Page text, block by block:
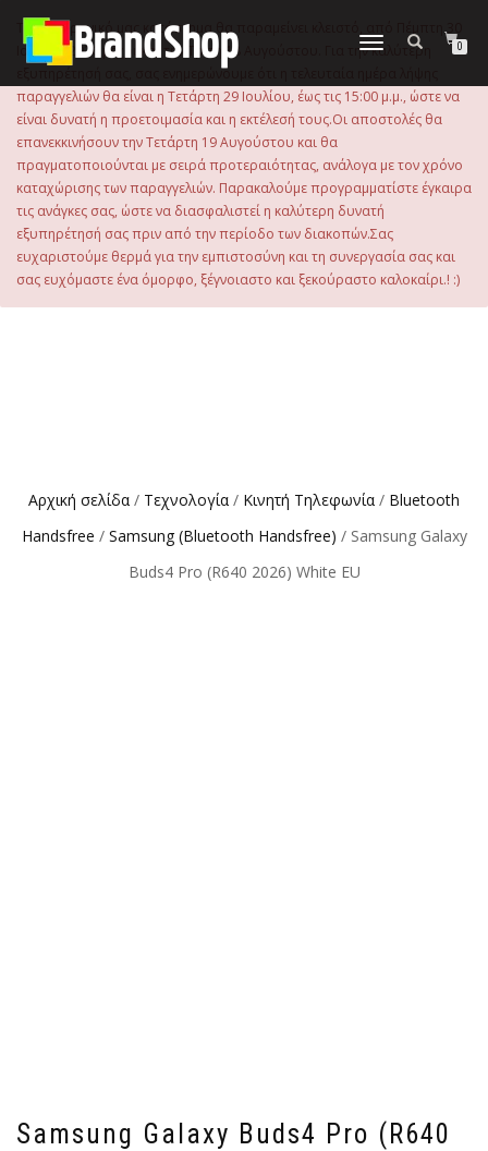
περιεχόμενο
Εναλλαγή
0
Το ηλεκτρονικό μας κατάστημα θα παραμείνει κλειστό, από Πέμπτη 30
Ιουλίου 2026 μέχρι και την Τρίτη 18 Αυγούστου. Για την καλύτερη
εξυπηρέτησή σας, σας ενημερώνουμε ότι η τελευταία ημέρα λήψης
παραγγελιών θα είναι η Τετάρτη 29 Ιουλίου, έως τις 15:00 μ.μ., ώστε να
είναι δυνατή η προετοιμασία και η εκτέλεσή τους.Οι αποστολές θα
επανεκκινήσουν την Τετάρτη 19 Αυγούστου και θα
πραγματοποιούνται με σειρά προτεραιότητας, ανάλογα με τον χρόνο
καταχώρισης των παραγγελιών. Παρακαλούμε προγραμματίστε έγκαιρα
τις ανάγκες σας, ώστε να διασφαλιστεί η καλύτερη δυνατή
εξυπηρέτησή σας πριν από την περίοδο των διακοπών.Σας
ευχαριστούμε θερμά για την εμπιστοσύνη και τη συνεργασία σας και
σας ευχόμαστε ένα όμορφο, ξέγνοιαστο και ξεκούραστο καλοκαίρι.! :)
Αρχική σελίδα / Τεχνολογία / Κινητή Τηλεφωνία / Bluetooth
Handsfree / Samsung (Bluetooth Handsfree) / Samsung Galaxy
Buds4 Pro (R640 2026) White EU
Samsung Galaxy Buds4 Pro (R640